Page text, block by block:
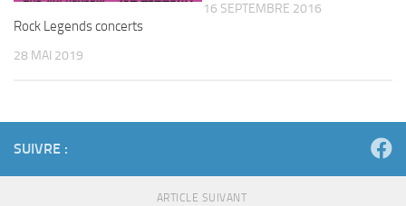
Rock Legends concerts
28 MAI 2019
16 SEPTEMBRE 2016
SUIVRE :
ARTICLE SUIVANT